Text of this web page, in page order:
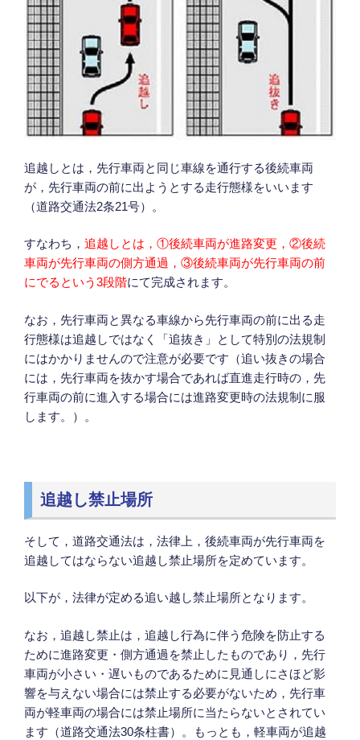
追越しとは，先行車両と同じ車線を通行する後続車両
が，先行車両の前に出ようとする走行態様をいいます
（道路交通法2条21号）。
すなわち， 追越しとは，①後続車両が進路変更，②後続
車両が先行車両の側方通過，③後続車両が先行車両の前
にでるという3段階にて完成されます。
なお，先行車両と異なる車線から先行車両の前に出る走
行態様は追越しではなく「追抜き」として特別の法規制
にはかかりませんので注意が必要です（追い抜きの場合
には，先行車両を抜かす場合であれば直進走行時の，先
行車両の前に進入する場合には進路変更時の法規制に服
します。）。
追越し禁止場所
そして，道路交通法は，法律上，後続車両が先行車両を
追越してはならない追越し禁止場所を定めています。
以下が，法律が定める追い越し禁止場所となります。
なお，追越し禁止は，追越し行為に伴う危険を防止する
ために進路変更・側方通過を禁止したものであり，先行
車両が小さい・遅いものであるために見通しにさほど影
響を与えない場合には禁止する必要がないため，先行車
両が軽車両の場合には禁止場所に当たらないとされてい
ます（道路交通法30条柱書）。もっとも，軽車両が追越